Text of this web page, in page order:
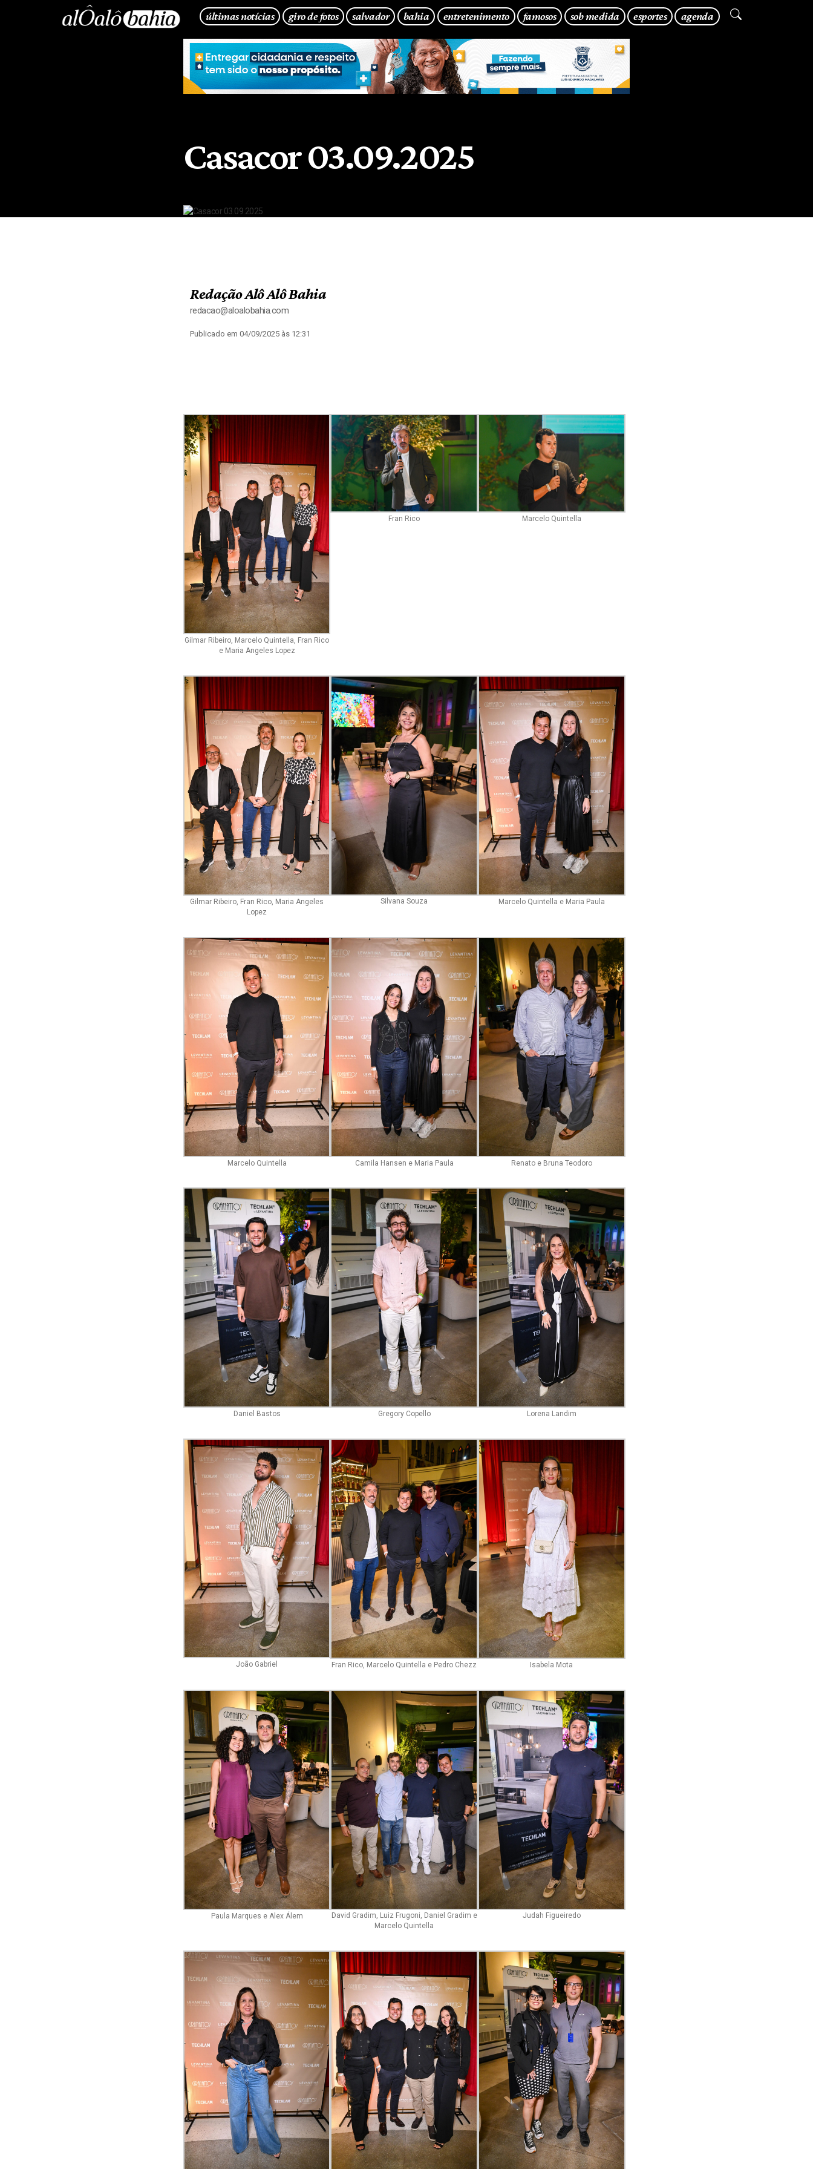
últimas notícias giro de fotos salvador bahia entretenimento famosos sob medida esportes agenda
Casacor 03.09.2025
Redação Alô Alô Bahia
redacao@aloalobahia.com
Publicado em 04/09/2025 às 12:31
Gilmar Ribeiro, Marcelo Quintella, Fran Rico
e Maria Angeles Lopez
Fran Rico Marcelo Quintella
Gilmar Ribeiro, Fran Rico, Maria Angeles
Lopez
Silvana Souza Marcelo Quintella e Maria Paula
Marcelo Quintella Camila Hansen e Maria Paula Renato e Bruna Teodoro
Daniel Bastos Gregory Copello Lorena Landim
João Gabriel Fran Rico, Marcelo Quintella e Pedro Chezz Isabela Mota
Paula Marques e Alex Álem
David Gradim, Luiz Frugoni, Daniel Gradim e
Marcelo Quintella
Judah Figueiredo